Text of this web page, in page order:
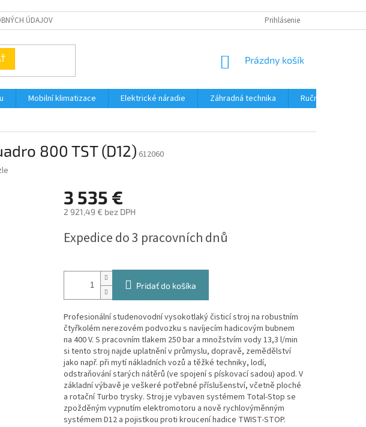
ÚDAJOV Prihlásenie
NÁKUPNÝ
Prázdny košík
Mobilní klimatizace Elektrické náradie Záhradná technika
Ručné náradie
800 TST (D12) 612060
3 535 €
2 921,49 € bez DPH
cena:
Expedice do 3 pracovních dnů
Pridať do košíka
Profesionální studenovodní vysokotlaký čisticí stroj na robustním
čtyřkolém nerezovém podvozku s navíjecím hadicovým bubnem
na 400 V. S pracovním tlakem 250 bar a množstvím vody 13,3 l/min
si tento stroj najde uplatnění v průmyslu, dopravě, zemědělství
jako např. při mytí nákladních vozů a těžké techniky, lodí,
odstraňování starých nátěrů (ve spojení s pískovací sadou) apod. V
základní výbavě je veškeré potřebné příslušenství, včetně ploché
a rotační Turbo trysky. Stroj je vybaven systémem Total-Stop se
zpožděným vypnutím elektromotoru a nově rychlovýměnným
systémem D12 a pojistkou proti kroucení hadice TWIST-STOP.